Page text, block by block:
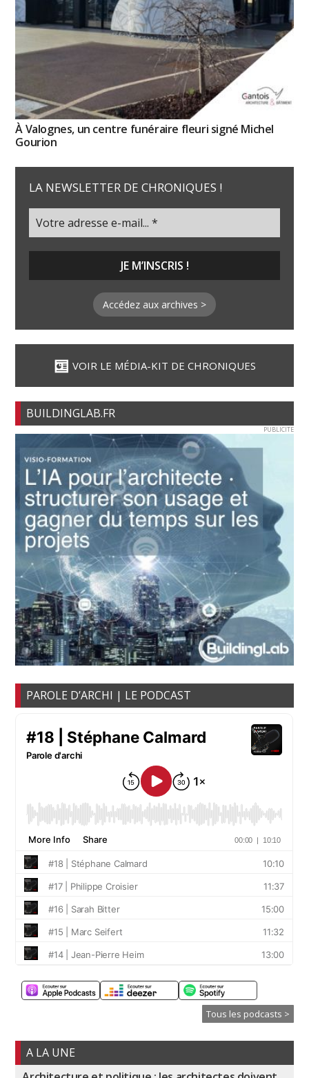
À Valognes, un centre funéraire fleuri signé Michel
Gourion
LA NEWSLETTER DE CHRONIQUES !
Accédez aux archives >
VOIR LE MÉDIA-KIT DE CHRONIQUES
BUILDINGLAB.FR
PUBLICITE
PAROLE D’ARCHI | LE PODCAST
Tous les podcasts >
A LA UNE